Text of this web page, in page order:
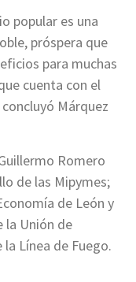
popular es una
próspera que
para muchas
cuenta con el
Márquez
Romero
de las Mipymes;
de León y
la Unión de
Línea de Fuego.